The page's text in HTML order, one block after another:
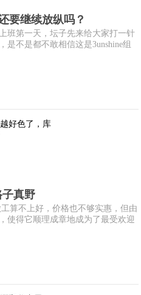
要继续放纵吗？
班第一天，坛子先来给大家打一针
是不是都不敢相信这是3unshine组
真野
算不上好，价格也不够实惠，但由
使得它顺理成章地成为了最受欢迎